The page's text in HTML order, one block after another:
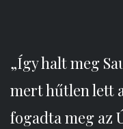
„Így halt meg
mert hűtlen lett
fogadta meg az